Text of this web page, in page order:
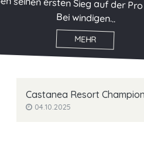
Bei windigen...
MEHR
Castanea Resort
04.10.2025